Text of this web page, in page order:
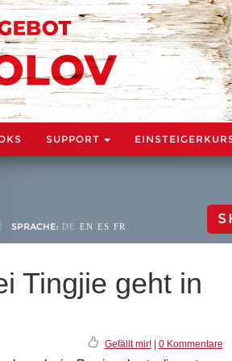
SUPPORT
SPRACHE: DE EN ES FR
Tingjie geht in
Gefällt mir!| 0 Kommentare